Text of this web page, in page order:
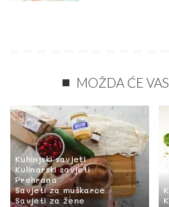
MOŽDA ĆE
Kuhinjski savjeti
Kulinarski savjeti
Prehrana
Savjeti za muškarce
Savjeti za žene